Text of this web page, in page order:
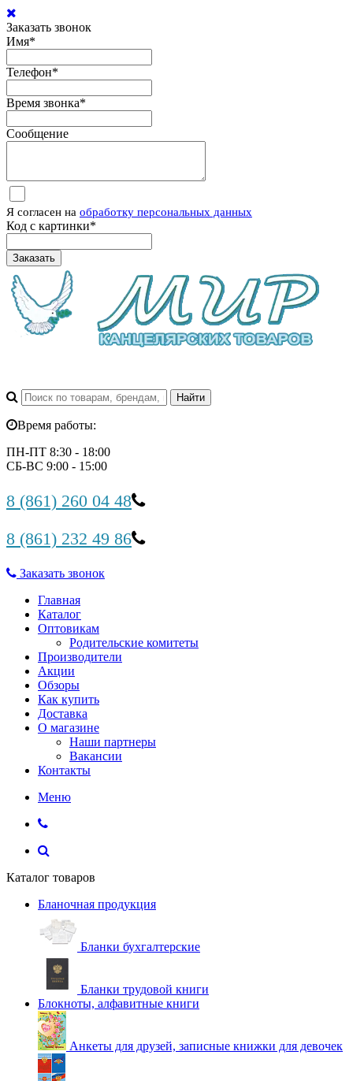
Заказать звонок
Имя*
Телефон*
Время звонка*
Сообщение
Я согласен на обработку персональных данных
Код с картинки*
Заказать
Время работы:
ПН-ПТ 8:30 - 18:00
СБ-ВС 9:00 - 15:00
8 (861) 260 04 48
8 (861) 232 49 86
Заказать звонок
Главная
Каталог
Оптовикам
Родительские комитеты
Производители
Акции
Обзоры
Как купить
Доставка
О магазине
Наши партнеры
Вакансии
Контакты
Меню
Каталог товаров
Бланочная продукция
Бланки бухгалтерские
Бланки трудовой книги
Блокноты, алфавитные книги
Анкеты для друзей, записные книжки для девочек